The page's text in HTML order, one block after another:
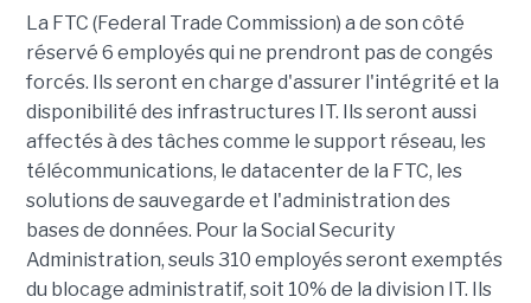
La FTC (Federal Trade Commission) a de son côté
réservé 6 employés qui ne prendront pas de congés
forcés. Ils seront en charge d'assurer l'intégrité et la
disponibilité des infrastructures IT. Ils seront aussi
affectés à des tâches comme le support réseau, les
télécommunications, le datacenter de la FTC, les
solutions de sauvegarde et l'administration des
bases de données. Pour la Social Security
Administration, seuls 310 employés seront exemptés
du blocage administratif, soit 10% de la division IT. Ils